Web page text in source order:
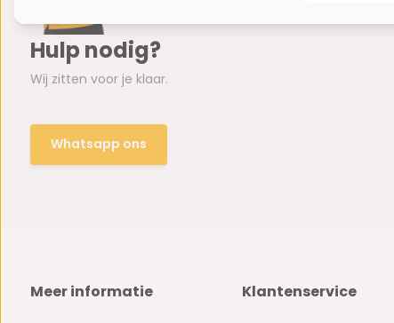
Hulp nodig?
Wij zitten voor je klaar.
Whatsapp ons
Meer informatie Klantenservice